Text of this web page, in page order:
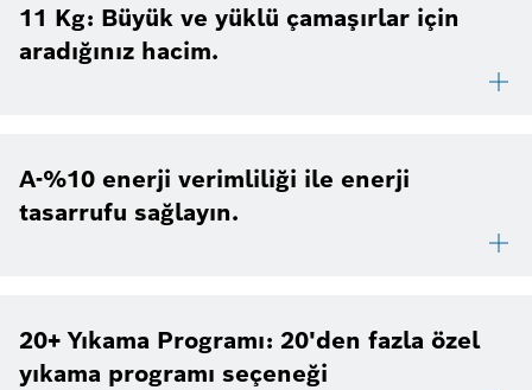
11 Kg: Büyük ve yüklü çamaşırlar için
aradığınız hacim.
A-%10 enerji verimliliği ile enerji
tasarrufu sağlayın.
20+ Yıkama Programı: 20'den fazla özel
yıkama programı seçeneği